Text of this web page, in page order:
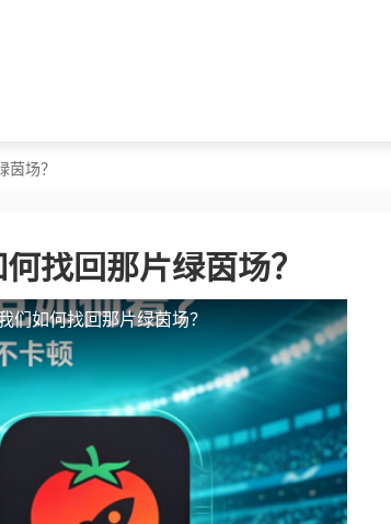
场？
找回那片绿茵场？
们如何找回那片绿茵场？